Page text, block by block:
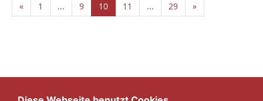
« 1 ... 9 10 11 ... 29 »